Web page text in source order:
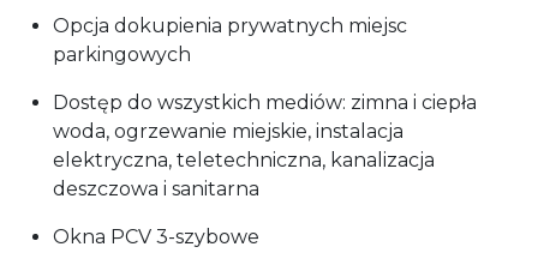
Opcja dokupienia prywatnych miejsc
parkingowych
Dostęp do wszystkich mediów: zimna i ciepła
woda, ogrzewanie miejskie, instalacja
elektryczna, teletechniczna, kanalizacja
deszczowa i sanitarna
Okna PCV 3-szybowe